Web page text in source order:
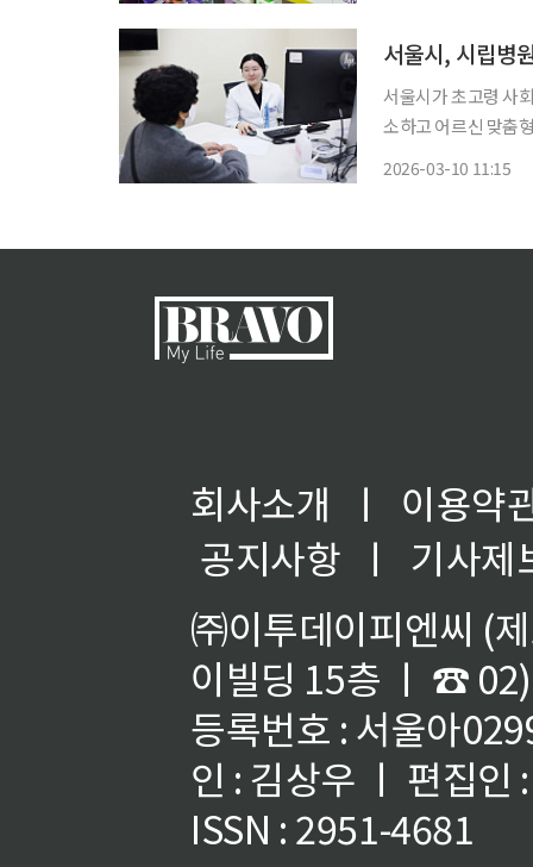
서울시가 초고령 사
소하고 어르신 맞춤형 포
2026-03-10 11:15
회사소개 ㅣ
이용약
공지사항
ㅣ
기사제
㈜이투데이피엔씨 (
이빌딩 15층 ㅣ ☎
등록번호 : 서울아
인 : 김상우 ㅣ 편집인
ISSN : 2951-4681